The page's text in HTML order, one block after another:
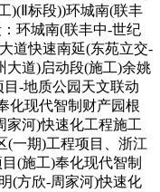
)(Ⅱ标段))环城南(联丰
环城南(联丰中-世纪
道快速南延(东苑立交-
大道)启动段(施工)余姚
-地质公园天文联动
化现代智制财产园根
家河)快速化工程施工
(一期)工程项目、浙江
(施工)奉化现代智制
(方欣-周家河)快速化